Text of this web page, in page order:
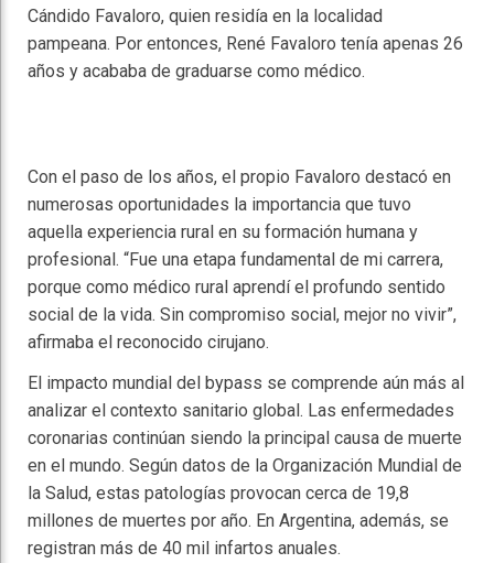
Cándido Favaloro, quien residía en la localidad
pampeana. Por entonces, René Favaloro tenía apenas 26
años y acababa de graduarse como médico.
Con el paso de los años, el propio Favaloro destacó en
numerosas oportunidades la importancia que tuvo
aquella experiencia rural en su formación humana y
profesional. “Fue una etapa fundamental de mi carrera,
porque como médico rural aprendí el profundo sentido
social de la vida. Sin compromiso social, mejor no vivir”,
afirmaba el reconocido cirujano.
El impacto mundial del bypass se comprende aún más al
analizar el contexto sanitario global. Las enfermedades
coronarias continúan siendo la principal causa de muerte
en el mundo. Según datos de la Organización Mundial de
la Salud, estas patologías provocan cerca de 19,8
millones de muertes por año. En Argentina, además, se
registran más de 40 mil infartos anuales.